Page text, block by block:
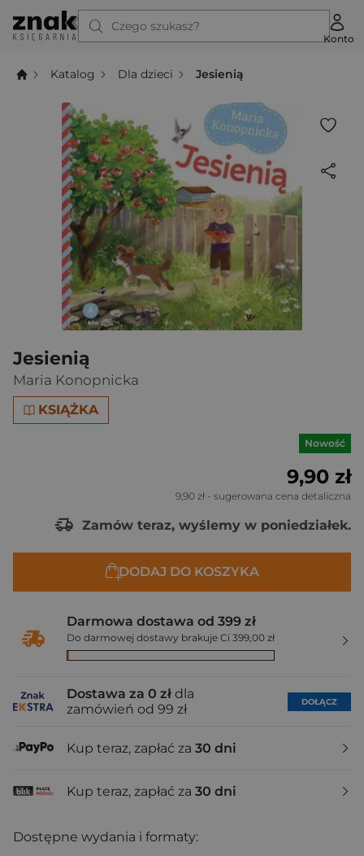
Czego szukasz?
Konto
Katalog Dla dzieci Jesienią
Jesienią
Maria Konopnicka
KSIĄŻKA
Nowość
9,90 zł
9,90 zł - sugerowana cena detaliczna
Zamów teraz, wyślemy w poniedziałek.
DODAJ DO KOSZYKA
Darmowa dostawa od 399 zł
Do darmowej dostawy brakuje Ci 399,00 zł
Dostawa za 0 zł dla
zamówień od 99 zł
DOŁĄCZ
Kup teraz, zapłać za 30 dni
Kup teraz, zapłać za 30 dni
Dostępne wydania i formaty: